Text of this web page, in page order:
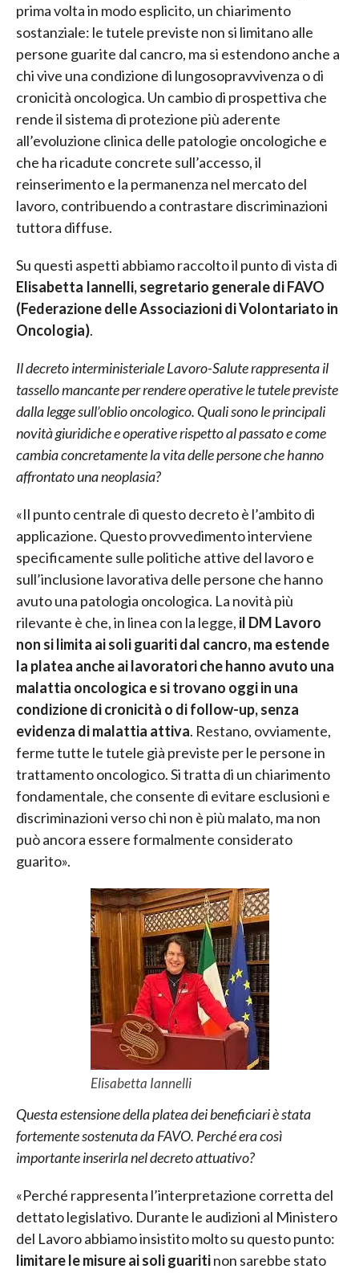
prima volta in modo esplicito, un chiarimento
sostanziale: le tutele previste non si limitano alle
persone guarite dal cancro, ma si estendono anche a
chi vive una condizione di lungosopravvivenza o di
cronicità oncologica. Un cambio di prospettiva che
rende il sistema di protezione più aderente
all’evoluzione clinica delle patologie oncologiche e
che ha ricadute concrete sull’accesso, il
reinserimento e la permanenza nel mercato del
lavoro, contribuendo a contrastare discriminazioni
tuttora diffuse.
Su questi aspetti abbiamo raccolto il punto di vista di
Elisabetta Iannelli, segretario generale di FAVO
(Federazione delle Associazioni di Volontariato in
Oncologia).
Il decreto interministeriale Lavoro-Salute rappresenta il
tassello mancante per rendere operative le tutele previste
dalla legge sull’oblio oncologico. Quali sono le principali
novità giuridiche e operative rispetto al passato e come
cambia concretamente la vita delle persone che hanno
affrontato una neoplasia?
«Il punto centrale di questo decreto è l’ambito di
applicazione. Questo provvedimento interviene
specificamente sulle politiche attive del lavoro e
sull’inclusione lavorativa delle persone che hanno
avuto una patologia oncologica. La novità più
rilevante è che, in linea con la legge, il DM Lavoro
non si limita ai soli guariti dal cancro, ma estende
la platea anche ai lavoratori che hanno avuto una
malattia oncologica e si trovano oggi in una
condizione di cronicità o di follow-up, senza
evidenza di malattia attiva. Restano, ovviamente,
ferme tutte le tutele già previste per le persone in
trattamento oncologico. Si tratta di un chiarimento
fondamentale, che consente di evitare esclusioni e
discriminazioni verso chi non è più malato, ma non
può ancora essere formalmente considerato
guarito».
Elisabetta Iannelli
Questa estensione della platea dei beneficiari è stata
fortemente sostenuta da FAVO. Perché era così
importante inserirla nel decreto attuativo?
«Perché rappresenta l’interpretazione corretta del
dettato legislativo. Durante le audizioni al Ministero
del Lavoro abbiamo insistito molto su questo punto:
limitare le misure ai soli guaritinon sarebbe stato